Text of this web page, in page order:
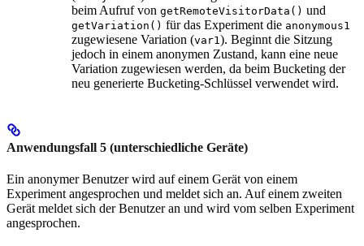
beim Aufruf von getRemoteVisitorData() und
getVariation() für das Experiment die anonymous1
zugewiesene Variation (var1 ). Beginnt die Sitzung
jedoch in einem anonymen Zustand, kann eine neue
Variation zugewiesen werden, da beim Bucketing der
neu generierte Bucketing-Schlüssel verwendet wird.
Anwendungsfall 5 (unterschiedliche Geräte)
Ein anonymer Benutzer wird auf einem Gerät von einem
Experiment angesprochen und meldet sich an. Auf einem zweiten
Gerät meldet sich der Benutzer an und wird vom selben Experiment
angesprochen.